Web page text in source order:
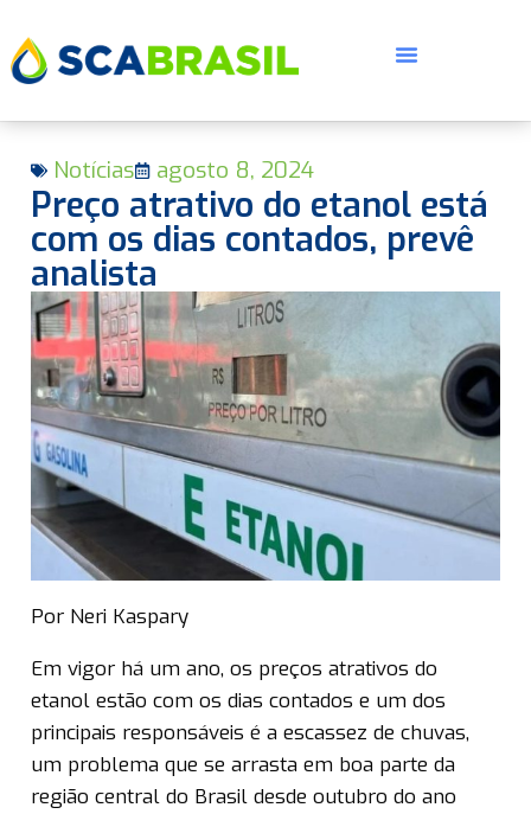
Notícias agosto 8, 2024
Preço atrativo do etanol está
com os dias contados, prevê
analista
Por Neri Kaspary
Em vigor há um ano, os preços atrativos do
etanol estão com os dias contados e um dos
principais responsáveis é a escassez de chuvas,
um problema que se arrasta em boa parte da
região central do Brasil desde outubro do ano